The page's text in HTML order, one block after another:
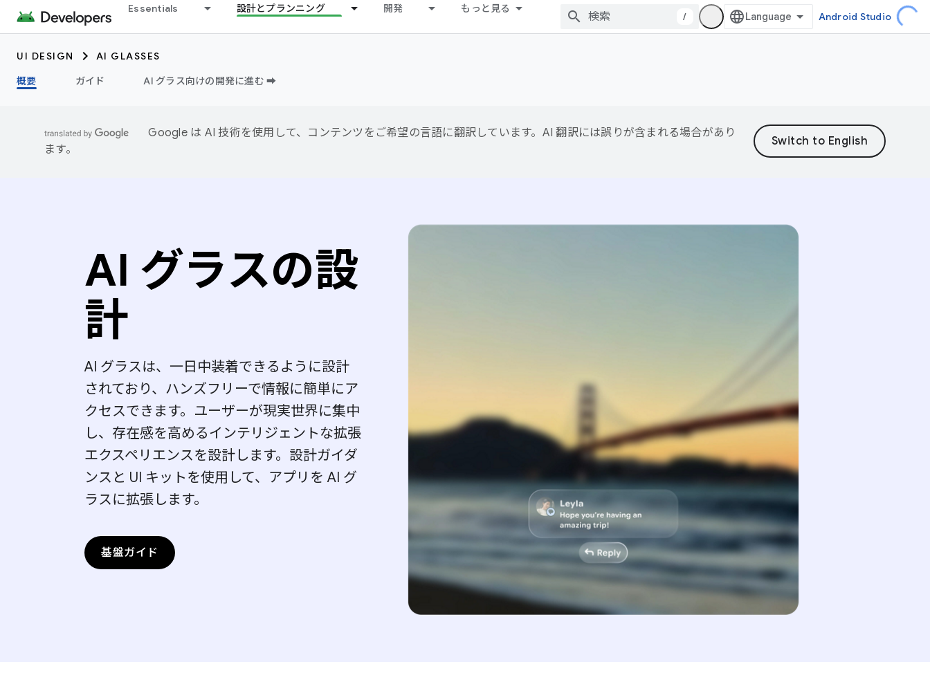
Essentials 設計とプランニング 開発 もっと見る
/ Android Studio
UI DESIGN
AI GLASSES
概要
ガイド AI グラス向けの開発に進む ➡️
Google は AI 技術を使用して、コンテンツをご希望の言語に翻訳しています。AI 翻訳には誤りが含まれる場合があり
ます。
AI グラスの設
計
AI グラスは、一日中装着できるように設計
されており、ハンズフリーで情報に簡単にア
クセスできます。ユーザーが現実世界に集中
し、存在感を高めるインテリジェントな拡張
エクスペリエンスを設計します。設計ガイダ
ンスと UI キットを使用して、アプリを AI グ
ラスに拡張します。
基盤ガイド